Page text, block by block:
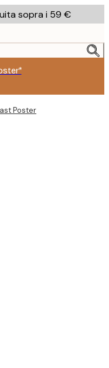
sopra i 59 €
Poster